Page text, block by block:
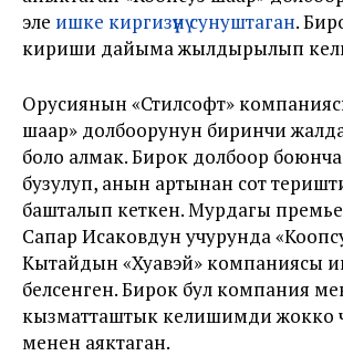
эле ишке киргизүүнү сунуштаган.
кириши дайыма жылдырылып
Орусиянын «Стилсофт»
шаар» долбоорунун биринчи
боло алмак. Бирок долбоор
бузулуп, анын артынан сот
башталып кеткен. Мурдагы
Сапар Исаковдун учурунда
Кытайдын «Хуавэй» компаниясы
белсенген. Бирок бул компания
кызматташтык келишимди жокко
менен аяктаган.